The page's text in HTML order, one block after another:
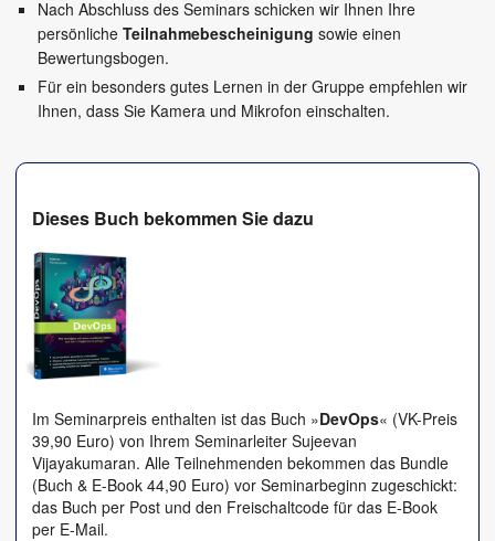
Nach Abschluss des Seminars schicken wir Ihnen Ihre
persönliche Teilnahmebescheinigung sowie einen
Bewertungsbogen.
Für ein besonders gutes Lernen in der Gruppe empfehlen wir
Ihnen, dass Sie Kamera und Mikrofon einschalten.
Dieses Buch bekommen Sie dazu
Im Seminarpreis enthalten ist das Buch »DevOps« (VK-Preis
39,90 Euro) von Ihrem Seminarleiter Sujeevan
Vijayakumaran. Alle Teilnehmenden bekommen das Bundle
(Buch & E-Book 44,90 Euro) vor Seminarbeginn zugeschickt:
das Buch per Post und den Freischaltcode für das E-Book
per E-Mail.